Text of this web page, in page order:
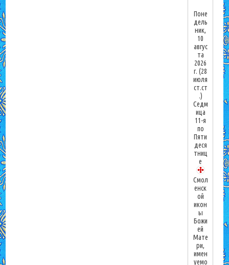
Поне
дель
ник,
10
авгус
та
2026
г.(28
июля
ст.ст
.)
Седм
ица
11-я
по
Пяти
деся
тниц
е
Смол
енск
ой
икон
ы
Божи
ей
Мате
ри,
имен
уемо